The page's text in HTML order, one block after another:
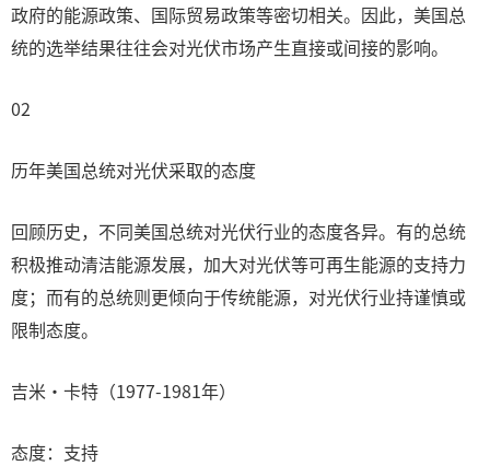
政府的能源政策、国际贸易政策等密切相关。因此，美国总
统的选举结果往往会对光伏市场产生直接或间接的影响。
02
历年美国总统对光伏采取的态度
回顾历史，不同美国总统对光伏行业的态度各异。有的总统
积极推动清洁能源发展，加大对光伏等可再生能源的支持力
度；而有的总统则更倾向于传统能源，对光伏行业持谨慎或
限制态度。
吉米·卡特（1977-1981年）
态度：支持